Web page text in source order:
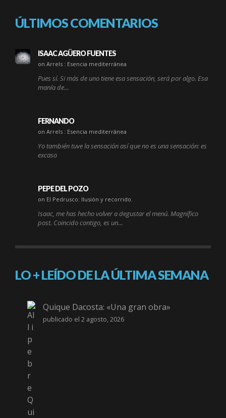
ÚLTIMOS COMENTARIOS
ISAAC AGÜERO FUENTES
on Arrels : Esencia mediterránea
Pues sí. Si más de uno tiene esa sensación, será por algo. Esa
manía de…
FERNANDO
on Arrels : Esencia mediterránea
Yo también tuve la sensación así que no es una sensación: es
excaso
PEPE DEL POZO
on El Pedrusco: Ilusión y recorrido.
Isaac, me has hecho volver a degustar el menú. Magnífico
post. Coincido contigo, es un…
LO + LEÍDO DE LA ÚLTIMA SEMANA
Quique Dacosta: «Una gran obra»
publicado el 2 agosto, 2026